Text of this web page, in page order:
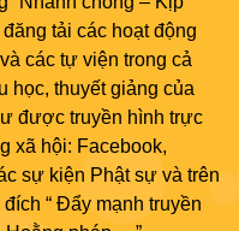
tải các hoạt động
các tự viện trong cả
học, thuyết giảng của
được truyền hình trực
xã hội: Facebook,
sự kiện Phật sự và trên
“ Đẩy mạnh truyền